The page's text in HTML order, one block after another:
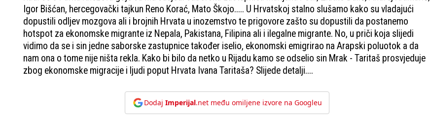
Igor Bišćan, hercegovački tajkun Reno Korać, Mato Škojo..... U Hrvatskoj stalno slušamo kako su vladajući
dopustili odljev mozgova ali i brojnih Hrvata u inozemstvo te prigovore zašto su dopustili da postanemo
hotspot za ekonomske migrante iz Nepala, Pakistana, Filipina ali i ilegalne migrante. No, u priči koja slijedi
vidimo da se i sin jedne saborske zastupnice također iselio, ekonomski emigrirao na Arapski poluotok a da
nam ona o tome nije ništa rekla. Kako bi bilo da netko u Rijadu kamo se odselio sin Mrak - Taritaš prosvjeduje
zbog ekonomske migracije i ljudi poput Hrvata Ivana Taritaša? Slijede detalji....
Dodaj Imperijal.net među omiljene izvore na Googleu